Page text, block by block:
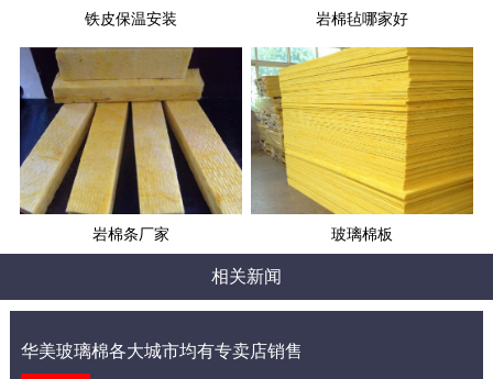
铁皮保温安装 岩棉毡哪家好
岩棉条厂家 玻璃棉板
相关新闻
华美玻璃棉各大城市均有专卖店销售